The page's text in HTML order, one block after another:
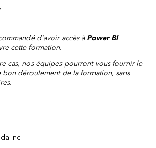
d'avoir accès à Power BI
cette formation.
cas, nos équipes pourront vous fournir le
bon déroulement de la formation, sans
inc.